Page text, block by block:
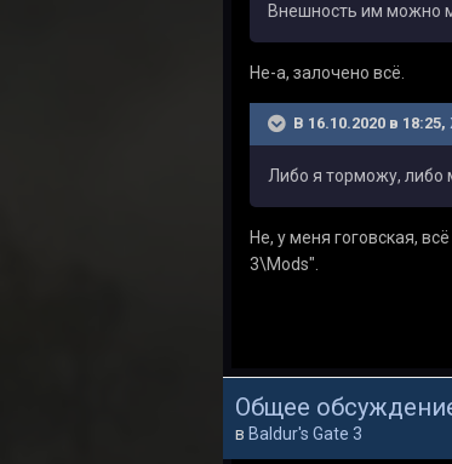
Внешность им можно
Не-а, залочено всё.
В 16.10.2020 в 18:25,
Либо я торможу, либо
Не, у меня гоговская,
3\Mods".
Общее
в Baldur's Gate 3